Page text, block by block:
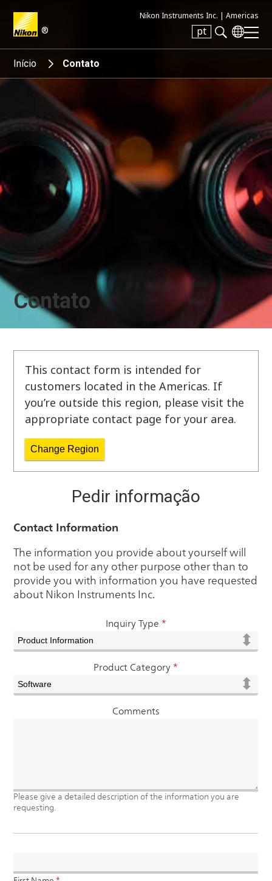
®
Nikon Instruments Inc. | Americas
pt
Search keyword(s)
Início Contato
Contato
This contact form is intended for
customers located in the Americas. If
you’re outside this region, please visit the
appropriate contact page for your area.
Change Region
Pedir informação